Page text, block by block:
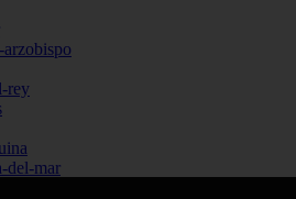
rey
del-mar